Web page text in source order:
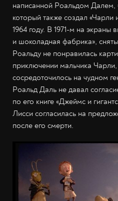
написанной Роальдом Далем,
который также создал
1964 году. В 1971-м на
и шоколадная фабрика»,
Роальду не понравилась
приключении мальчика
сосредоточилось на чудном
Роальд Даль не давал
по его книге «Джеймс и
Лисси согласилась на
после его смерти.